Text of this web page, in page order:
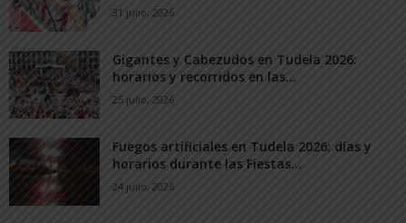
31 julio, 2026
Gigantes y Cabezudos en Tudela 2026:
horarios y recorridos en las...
25 julio, 2026
Fuegos artificiales en Tudela 2026: días y
horarios durante las Fiestas...
24 julio, 2026